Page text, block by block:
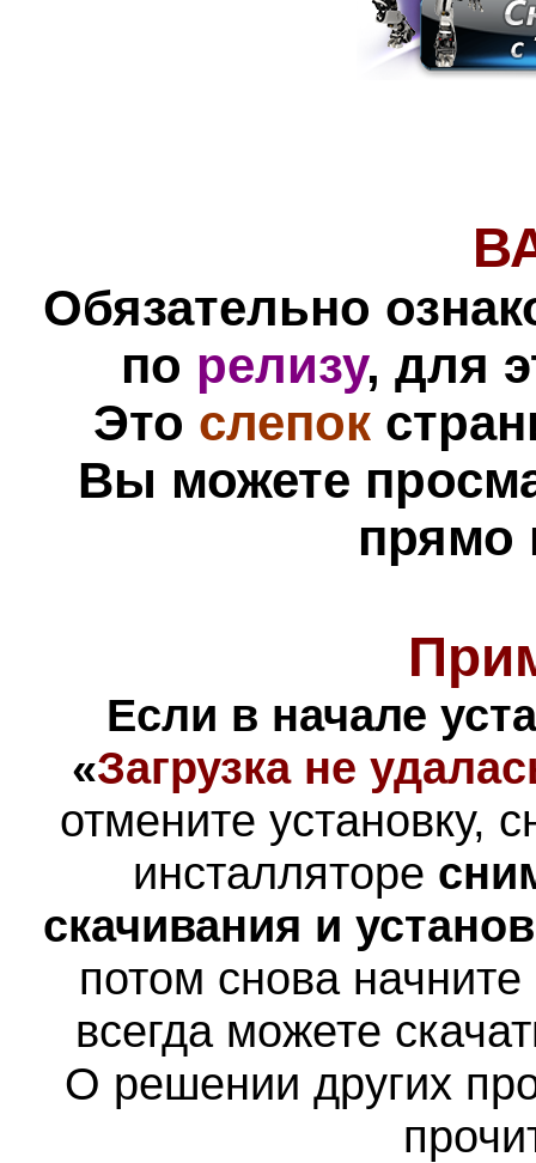
Обязательно
по релизу, для
Это слепок
Вы можете
прямо
Если в начале
«Загрузка не
отмените установку,
инсталляторе
скачивания и
потом снова
всегда можете
О решении других